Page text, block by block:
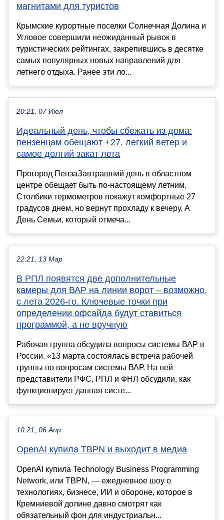
магнитами для туристов
Крымские курортные поселки Солнечная Долина и
Угловое совершили неожиданный рывок в
туристических рейтингах, закрепившись в десятке
самых популярных новых направлений для
летнего отдыха. Ранее эти ло...
20:21, 07 Июл
Идеальный день, чтобы сбежать из дома:
пензенцам обещают +27, легкий ветер и
самое долгий закат лета
Прогород ПензаЗавтрашний день в областном
центре обещает быть по-настоящему летним.
Столбики термометров покажут комфортные 27
градусов днем, но вернут прохладу к вечеру. А
День Семьи, который отмеча...
22:21, 13 Мар
В РПЛ появятся две дополнительные
камеры для ВАР на линии ворот – возможно,
с лета 2026-го. Ключевые точки при
определении офсайда будут ставиться
программой, а не вручную
Рабочая группа обсудила вопросы системы ВАР в
России. «13 марта состоялась встреча рабочей
группы по вопросам системы ВАР. На ней
представители РФС, РПЛ и ФНЛ обсудили, как
функционирует данная систе...
10:21, 06 Апр
OpenAI купила TBPN и выходит в медиа
OpenAI купила Technology Business Programming
Network, или TBPN, — ежедневное шоу о
технологиях, бизнесе, ИИ и обороне, которое в
Кремниевой долине давно смотрят как
обязательный фон для индустриальн...